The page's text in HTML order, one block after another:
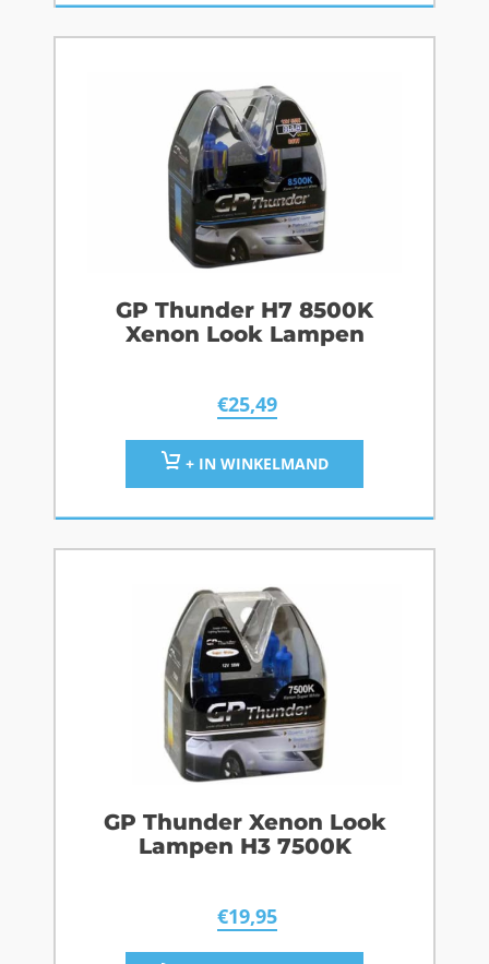
GP Thunder H7 8500K
Xenon Look Lampen
€25,49
+ IN WINKELMAND
GP Thunder Xenon Look
Lampen H3 7500K
€19,95